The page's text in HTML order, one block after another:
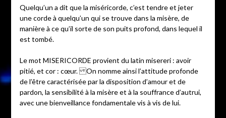
Quelqu’un a dit que la miséricorde, c’est tendre et jeter
une corde à quelqu’un qui se trouve dans la misère, de
manière à ce qu’il sorte de son puits profond, dans lequel il
est tombé.
Le mot MISERICORDE provient du latin misereri : avoir
pitié, et cor : cœur. On nomme ainsi l’attitude profonde
de l’être caractérisée par la disposition d’amour et de
pardon, la sensibilité à la misère et à la souffrance d’autrui,
avec une bienveillance fondamentale vis à vis de lui.